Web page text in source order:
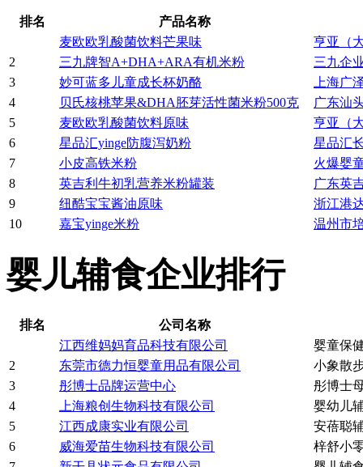
排名
产品名称
麦欧欧乳酸菌饮料芒果味
亨亚（
2
三九牌智A+DHA+ARA有机米粉
三九企
3
妙可蓝多儿童成长杯奶酪
上海广
4
贝氏核桃苹果&DHA胚芽活性菌米粉500克
广东汕
5
麦欧欧乳酸菌饮料原味
亨亚（
6
星品汇yinge防腹泻奶粉
星品汇
7
小皮高铁米粉
火爆婴
8
英吉利牛初乳营养米粉罐装
广东英
9
纽酷宝宝酱油原味
浙江港
10
嘉宝yinge米粉 温州市
婴儿辅食企业排行
排名
公司名称
江西维妈妈育品科技有限公司
婴童保
2
东莞市德力恒婴童用品有限公司
小象散
3
彤博士品牌运营中心
彤博士
4
上海粮创生物科技有限公司
婴幼儿
5
江西成康实业有限公司
安蓓聪
6
威海爱苗生物科技有限公司
梓舒小